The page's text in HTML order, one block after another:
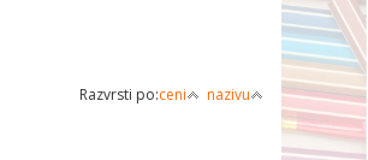
Razvrsti po:ceni nazivu